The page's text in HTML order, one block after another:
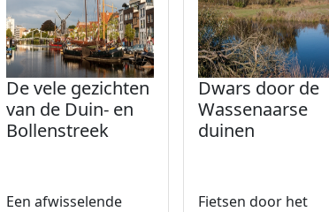
De vele gezichten
van de Duin- en
Bollenstreek
Een afwisselende
Dwars door de
Wassenaarse
duinen
Fietsen door het